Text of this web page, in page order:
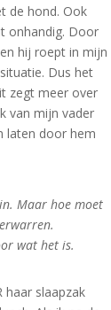
de hond. Ook
onhandig. Door
hij roept in mijn
Dus het
zegt meer over
van mijn vader
laten door hem
Maar hoe moet
wat het is.
slaapzak